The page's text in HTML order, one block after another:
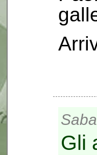
Gli